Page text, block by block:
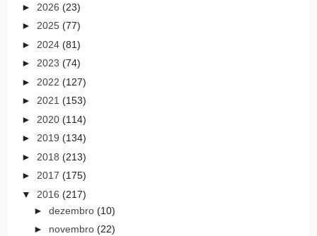
► 2026 (23)
► 2025 (77)
► 2024 (81)
► 2023 (74)
► 2022 (127)
► 2021 (153)
► 2020 (114)
► 2019 (134)
► 2018 (213)
► 2017 (175)
▼ 2016 (217)
► dezembro (10)
► novembro (22)